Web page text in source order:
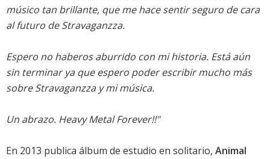
músico tan brillante, que me hace sentir seguro de cara
al futuro de Stravaganzza.
Espero no haberos aburrido con mi historia. Está aún
sin terminar ya que espero poder escribir mucho más
sobre Stravaganzza y mi música.
Un abrazo. Heavy Metal Forever!!"
En 2013 publica álbum de estudio en solitario, Animal